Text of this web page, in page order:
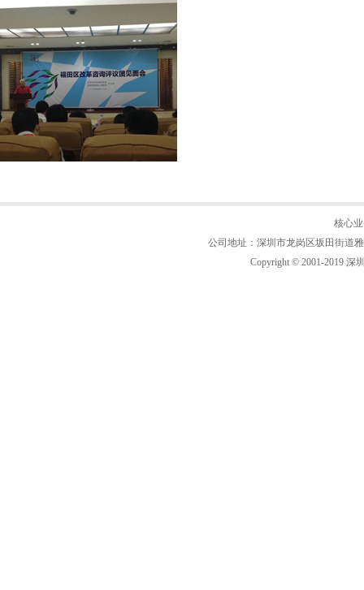
核心
公司地址：深圳市龙岗区坂田街道
Copyright © 2001-2019